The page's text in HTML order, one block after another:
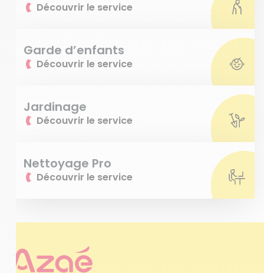
Découvrir le service
Garde d’enfants
Découvrir le service
Jardinage
Découvrir le service
Nettoyage Pro
Découvrir le service